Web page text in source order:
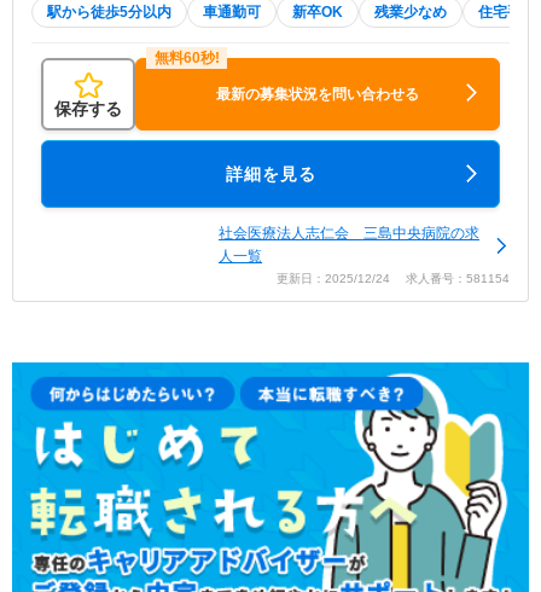
駅から徒歩5分以内 車通勤可 新卒OK 残業少なめ 住宅手当
保存する
最新の募集状況を問い合わせる
詳細を見る
社会医療法人志仁会 三島中央病院の求
人一覧
更新日：2025/12/24 求人番号：581154